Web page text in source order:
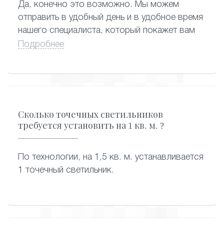
Да, конечно это возможно. Мы можем
отправить в удобный день и в удобное время
нашего специалиста, который покажет вам
образцы карниза и по каталогу выберут
Подробнее
Сколько точечных светильников
требуется установить на 1 кв. м. ?
По технологии, на 1,5 кв. м. устанавливается
1 точечный светильник.